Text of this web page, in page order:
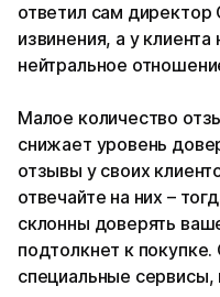
ответил сам
извинения, а у клиента
нейтральное
Малое количество
снижает уровень
отзывы у своих
отвечайте на них –
склонны доверять
подтолкнет к
специальные